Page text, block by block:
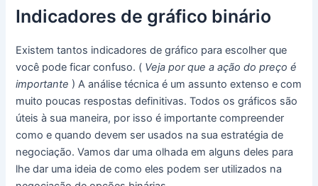
Indicadores de gráfico binário
Existem tantos indicadores de gráfico para escolher que
você pode ficar confuso. ( Veja por que a ação do preço é
importante ) A análise técnica é um assunto extenso e com
muito poucas respostas definitivas. Todos os gráficos são
úteis à sua maneira, por isso é importante compreender
como e quando devem ser usados ​​na sua estratégia de
negociação. Vamos dar uma olhada em alguns deles para
lhe dar uma ideia de como eles podem ser utilizados na